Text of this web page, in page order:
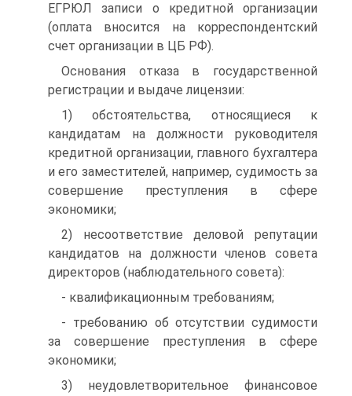
ЕГРЮЛ записи о кредитной организации
(оплата вносится на корреспондентский
счет организации в ЦБ РФ).
Основания отказа в государственной
регистрации и выдаче лицензии:
1) обстоятельства, относящиеся к
кандидатам на должности руководителя
кредитной организации, главного бухгалтера
и его заместителей, например, судимость за
совершение преступления в сфере
экономики;
2) несоответствие деловой репутации
кандидатов на должности членов совета
директоров (наблюдательного совета):
- квалификационным требованиям;
- требованию об отсутствии судимости
за совершение преступления в сфере
экономики;
3) неудовлетворительное финансовое